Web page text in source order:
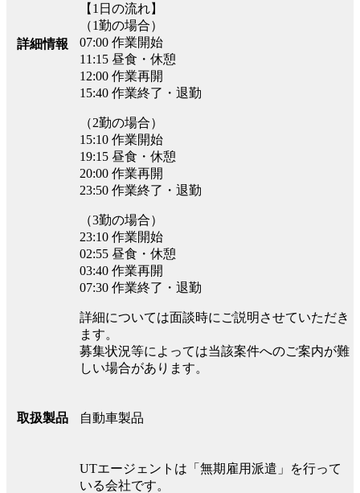
詳細情報
【1日の流れ】
（1勤の場合）
07:00 作業開始
11:15 昼食・休憩
12:00 作業再開
15:40 作業終了・退勤
（2勤の場合）
15:10 作業開始
19:15 昼食・休憩
20:00 作業再開
23:50 作業終了・退勤
（3勤の場合）
23:10 作業開始
02:55 昼食・休憩
03:40 作業再開
07:30 作業終了・退勤
詳細については面談時にご説明させていただき
ます。
募集状況等によっては当該案件へのご案内が難
しい場合があります。
取扱製品 自動車製品
UTエージェントは「無期雇用派遣」を行って
いる会社です。